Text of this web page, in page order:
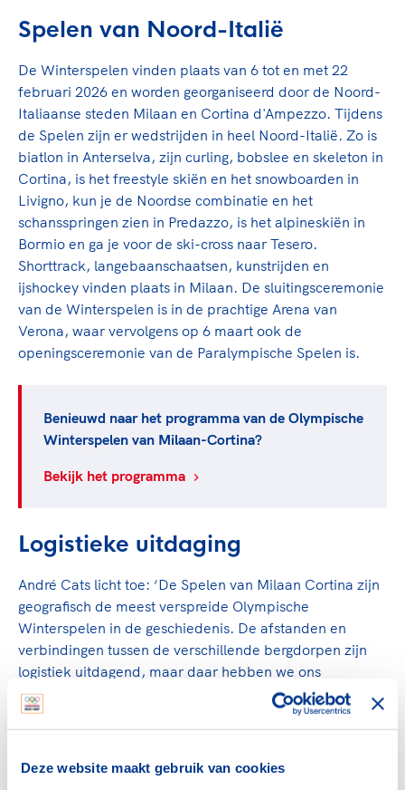
Deze website maakt gebruik van cookies
Spelen van Noord-Italië
De Winterspelen vinden plaats van 6 tot en met 22
februari 2026 en worden georganiseerd door de Noord-
Italiaanse steden Milaan en Cortina d'Ampezzo. Tijdens
de Spelen zijn er wedstrijden in heel Noord-Italië. Zo is
biatlon in Anterselva, zijn curling, bobslee en skeleton in
Cortina, is het freestyle skiën en het snowboarden in
Livigno, kun je de Noordse combinatie en het
schansspringen zien in Predazzo, is het alpineskiën in
Bormio en ga je voor de ski-cross naar Tesero.
Shorttrack, langebaanschaatsen, kunstrijden en
ijshockey vinden plaats in Milaan. De sluitingsceremonie
van de Winterspelen is in de prachtige Arena van
Verona, waar vervolgens op 6 maart ook de
openingsceremonie van de Paralympische Spelen is.
Benieuwd naar het programma van de Olympische
Winterspelen van Milaan-Cortina?
Bekijk het programma
Logistieke uitdaging
André Cats licht toe: ‘De Spelen van Milaan Cortina zijn
geografisch de meest verspreide Olympische
Winterspelen in de geschiedenis. De afstanden en
verbindingen tussen de verschillende bergdorpen zijn
logistiek uitdagend, maar daar hebben we ons
uitstekend op voorbereid. Onze sporters worden op
iedere locatie professioneel ondersteund door ons team